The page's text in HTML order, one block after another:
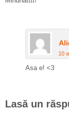
10
Asa e! <3
Lasă un